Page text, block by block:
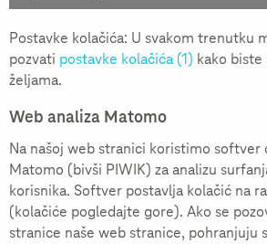
Postavke kolačića: U svakom trenutku
pozvati postavke kolačića (1) kako
željama.
Web analiza Matomo
Na našoj web stranici koristimo softver
Matomo (bivši PIWIK) za analizu
korisnika. Softver postavlja kolačić na
(kolačiće pogledajte gore). Ako se
stranice naše web stranice, pohranjuju